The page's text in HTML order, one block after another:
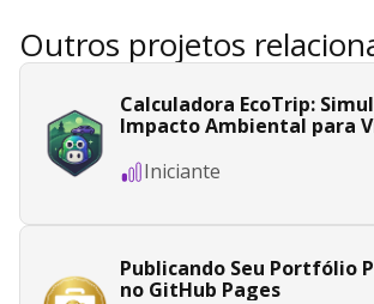
Outros projetos
Calculadora EcoTrip:
Impacto Ambiental para
Iniciante
Publicando Seu Portfólio
no GitHub Pages